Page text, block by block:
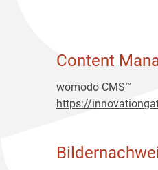
Content
womodo CMS™
https://